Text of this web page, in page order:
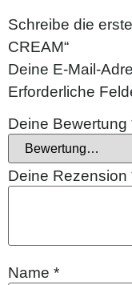
Schreibe die
CREAM“
Deine E-Mail-
Erforderliche
Deine Bewertung
Deine Rezension
Name *